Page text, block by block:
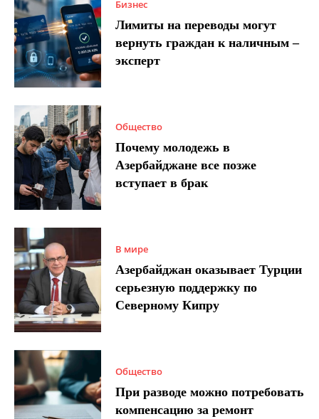
Бизнес
Лимиты на переводы могут
вернуть граждан к наличным –
эксперт
Общество
Почему молодежь в
Азербайджане все позже
вступает в брак
В мире
Азербайджан оказывает Турции
серьезную поддержку по
Северному Кипру
Общество
При разводе можно потребовать
компенсацию за ремонт